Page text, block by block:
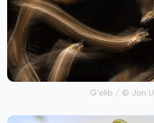
G'olib / © Jon